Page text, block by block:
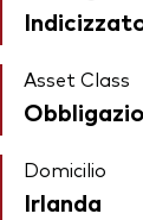
Asset Class
Domicilio
Irlanda